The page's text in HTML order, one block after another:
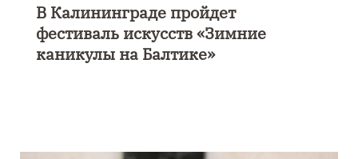
В Калининграде пройдет
фестиваль искусств «Зимние
каникулы на Балтике»